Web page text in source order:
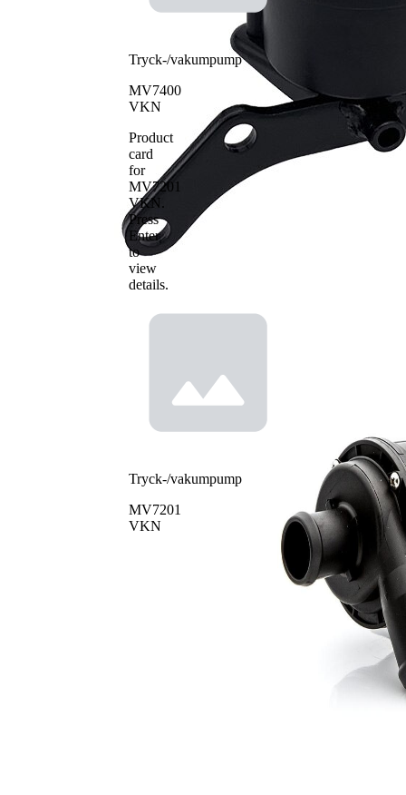
Tryck-/vakumpump
MV7400
VKN
Product
card
for
MV7201
VKN.
Press
Enter
to
view
details.
Tryck-/vakumpump
MV7201
VKN